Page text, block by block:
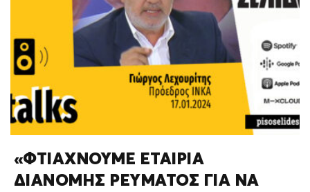
«ΦΤΙΑΧΝΟΥΜΕ ΕΤΑΙΡΙΑ
ΔΙΑΝΟΜΗΣ ΡΕΥΜΑΤΟΣ ΓΙΑ ΝΑ